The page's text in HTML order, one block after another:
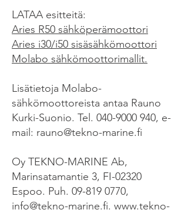
LATAA esitteitä:
Aries R50 sähköperämoottori
Aries i30/i50 sisäsähkömoottori
Molabo sähkömoottorimallit.
Lisätietoja Molabo-
sähkömoottoreista antaa Rauno
Kurki-Suonio. Tel. 040-9000 940, e-
mail: rauno@tekno-marine.fi
Oy TEKNO-MARINE Ab,
Marinsatamantie 3, FI-02320
Espoo. Puh. 09-819 0770,
info@tekno-marine.fi. www.tekno-